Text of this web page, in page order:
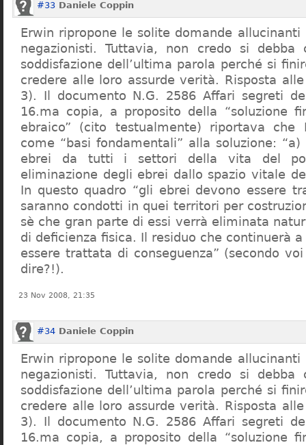
#33 Daniele Coppin
Erwin ripropone le solite domande
negazionisti. Tuttavia, non credo si debba
soddisfazione dell’ultima parola perché si
credere alle loro assurde verità. Risposta
3). Il documento N.G. 2586 Affari segreti
16.ma copia, a proposito della “soluzione
ebraico” (cito testualmente) riportava che
come “basi fondamentali” alla soluzione:
ebrei da tutti i settori della vita del
eliminazione degli ebrei dallo spazio vitale
In questo quadro “gli ebrei devono essere
saranno condotti in quei territori per
sè che gran parte di essi verrà eliminata
di deficienza fisica. Il residuo che continuerà
essere trattata di conseguenza” (secondo
dire?!).
23 Nov 2008, 21:35
#34 Daniele Coppin
Erwin ripropone le solite domande
negazionisti. Tuttavia, non credo si debba
soddisfazione dell’ultima parola perché si
credere alle loro assurde verità. Risposta
3). Il documento N.G. 2586 Affari segreti
16.ma copia, a proposito della “soluzione